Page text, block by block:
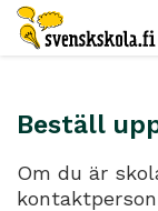
Beställ
Om du är